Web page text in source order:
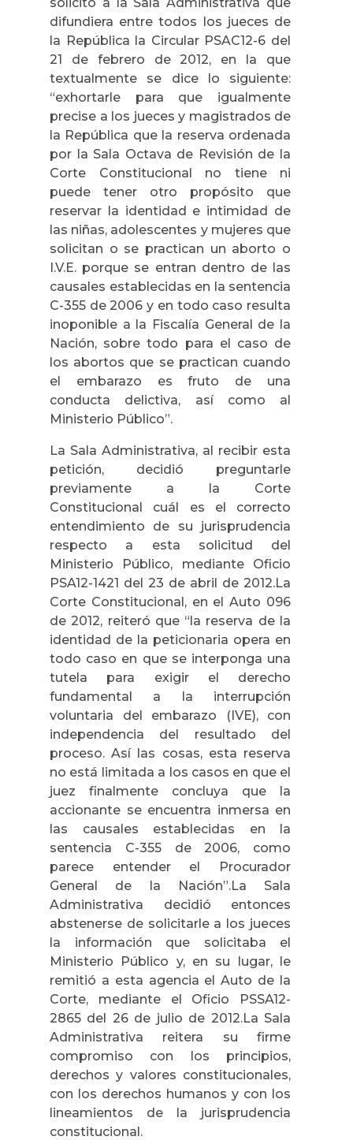
difundiera entre todos los jueces de
la República la Circular PSAC12-6 del
21 de febrero de 2012, en la que
textualmente se dice lo siguiente:
“exhortarle para que igualmente
precise a los jueces y magistrados de
la República que la reserva ordenada
por la Sala Octava de Revisión de la
Corte Constitucional no tiene ni
puede tener otro propósito que
reservar la identidad e intimidad de
las niñas, adolescentes y mujeres que
solicitan o se practican un aborto o
I.V.E. porque se entran dentro de las
causales establecidas en la sentencia
C-355 de 2006 y en todo caso resulta
inoponible a la Fiscalía General de la
Nación, sobre todo para el caso de
los abortos que se practican cuando
el embarazo es fruto de una
conducta delictiva, así como al
Ministerio Público”.
La Sala Administrativa, al recibir esta
petición, decidió preguntarle
previamente a la Corte
Constitucional cuál es el correcto
entendimiento de su jurisprudencia
respecto a esta solicitud del
Ministerio Público, mediante Oficio
PSA12-1421 del 23 de abril de 2012.La
Corte Constitucional, en el Auto 096
de 2012, reiteró que “la reserva de la
identidad de la peticionaria opera en
todo caso en que se interponga una
tutela para exigir el derecho
fundamental a la interrupción
voluntaria del embarazo (IVE), con
independencia del resultado del
proceso. Así las cosas, esta reserva
no está limitada a los casos en que el
juez finalmente concluya que la
accionante se encuentra inmersa en
las causales establecidas en la
sentencia C-355 de 2006, como
parece entender el Procurador
General de la Nación”.La Sala
Administrativa decidió entonces
abstenerse de solicitarle a los jueces
la información que solicitaba el
Ministerio Público y, en su lugar, le
remitió a esta agencia el Auto de la
Corte, mediante el Oficio PSSA12-
2865 del 26 de julio de 2012.La Sala
Administrativa reitera su firme
compromiso con los principios,
derechos y valores constitucionales,
con los derechos humanos y con los
lineamientos de la jurisprudencia
constitucional.